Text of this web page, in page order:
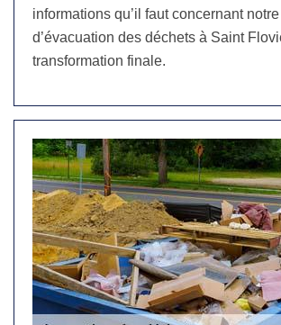
informations qu’il faut concernant
d’évacuation des déchets à Saint
transformation finale.